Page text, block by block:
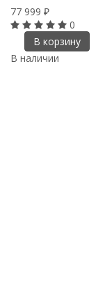
77 999 ₽
0
В корзину
В наличии